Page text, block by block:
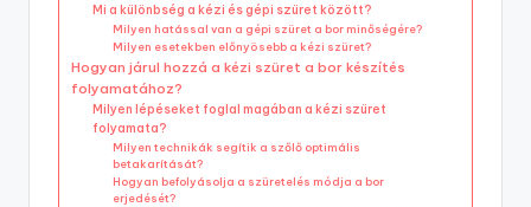
Mi a különbség a kézi és gépi szüret között?
Milyen hatással van a gépi szüret a bor minőségére?
Milyen esetekben előnyösebb a kézi szüret?
Hogyan járul hozzá a kézi szüret a bor készítés
folyamatához?
Milyen lépéseket foglal magában a kézi szüret
folyamata?
Milyen technikák segítik a szőlő optimális
betakarítását?
Hogyan befolyásolja a szüretelés módja a bor
erjedését?